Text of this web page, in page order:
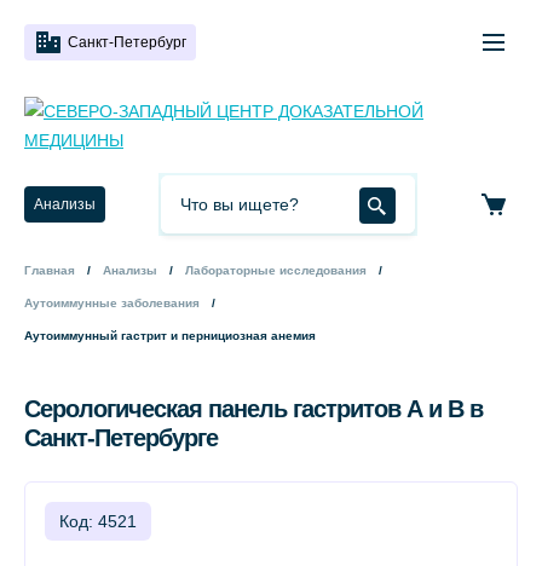
Санкт-Петербург
Анализы
Главная Анализы Лабораторные исследования
Аутоиммунные заболевания
Аутоиммунный гастрит и пернициозная анемия
Серологическая панель гастритов А и В в
Санкт-Петербурге
Код: 4521